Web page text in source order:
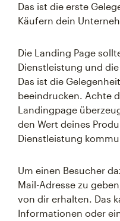
Das ist die erste
Käufern dein
Die Landing Page
Dienstleistung und
Das ist die
beeindrucken. Achte
Landingpage
den Wert deines
Dienstleistung
Um einen Besucher
Mail-Adresse zu
von dir erhalten. Das
Informationen oder